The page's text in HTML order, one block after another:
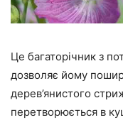
Це багаторічник з
дозволяє йому
дерев’янистого
перетворюється в